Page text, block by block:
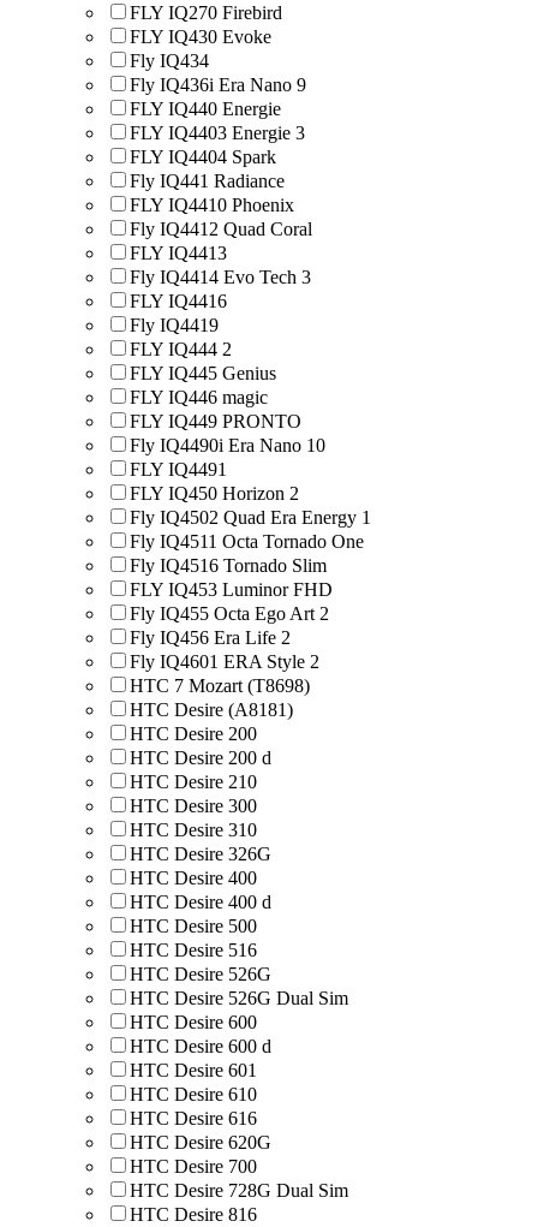
FLY IQ270 Firebird
FLY IQ430 Evoke
Fly IQ434
Fly IQ436i Era Nano 9
FLY IQ440 Energie
FLY IQ4403 Energie 3
FLY IQ4404 Spark
Fly IQ441 Radiance
FLY IQ4410 Phoenix
Fly IQ4412 Quad Coral
FLY IQ4413
Fly IQ4414 Evo Tech 3
FLY IQ4416
Fly IQ4419
FLY IQ444 2
FLY IQ445 Genius
FLY IQ446 magic
FLY IQ449 PRONTO
Fly IQ4490i Era Nano 10
FLY IQ4491
FLY IQ450 Horizon 2
Fly IQ4502 Quad Era Energy 1
Fly IQ4511 Octa Tornado One
Fly IQ4516 Tornado Slim
FLY IQ453 Luminor FHD
Fly IQ455 Octa Ego Art 2
Fly IQ456 Era Life 2
Fly IQ4601 ERA Style 2
HTC 7 Mozart (T8698)
HTC Desire (A8181)
HTC Desire 200
HTC Desire 200 d
HTC Desire 210
HTC Desire 300
HTC Desire 310
HTC Desire 326G
HTC Desire 400
HTC Desire 400 d
HTC Desire 500
HTC Desire 516
HTC Desire 526G
HTC Desire 526G Dual Sim
HTC Desire 600
HTC Desire 600 d
HTC Desire 601
HTC Desire 610
HTC Desire 616
HTC Desire 620G
HTC Desire 700
HTC Desire 728G Dual Sim
HTC Desire 816